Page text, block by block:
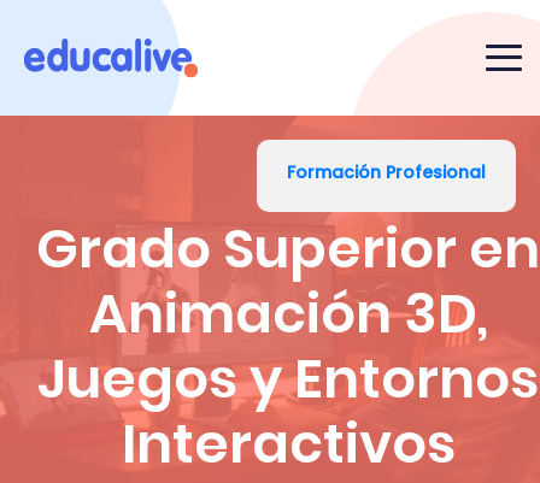
Formación Profesional
Grado Superior en
Animación 3D,
Juegos y Entornos
Interactivos